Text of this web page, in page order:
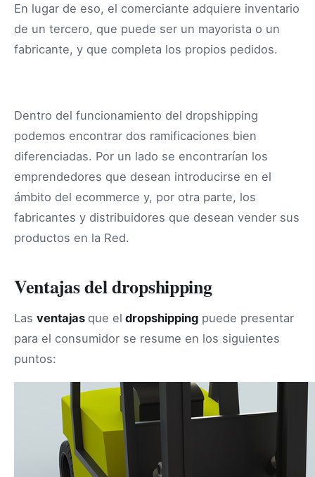
En lugar de eso, el comerciante adquiere inventario
de un tercero, que puede ser un mayorista o un
fabricante, y que completa los propios pedidos.
Dentro del funcionamiento del dropshipping
podemos encontrar dos ramificaciones bien
diferenciadas. Por un lado se encontrarían los
emprendedores que desean introducirse en el
ámbito del ecommerce y, por otra parte, los
fabricantes y distribuidores que desean vender sus
productos en la Red.
Ventajas del dropshipping
Las ventajas que el dropshipping puede presentar
para el consumidor se resume en los siguientes
puntos: